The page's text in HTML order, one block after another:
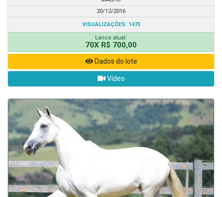
20/12/2016
VISUALIZAÇÕES: 1473
Lance atual:
70X R$ 700,00
Dados do lote
Vídeo